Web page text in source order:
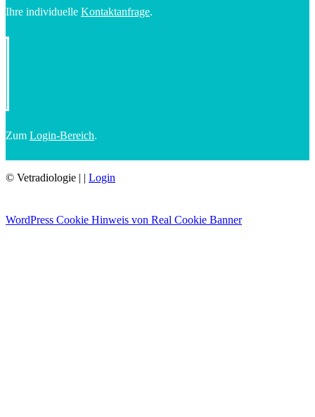
Ihre individuelle Kontaktanfrage.
Zum Login-Bereich.
© Vetradiologie | | Login
WordPress Cookie Hinweis von Real Cookie Banner